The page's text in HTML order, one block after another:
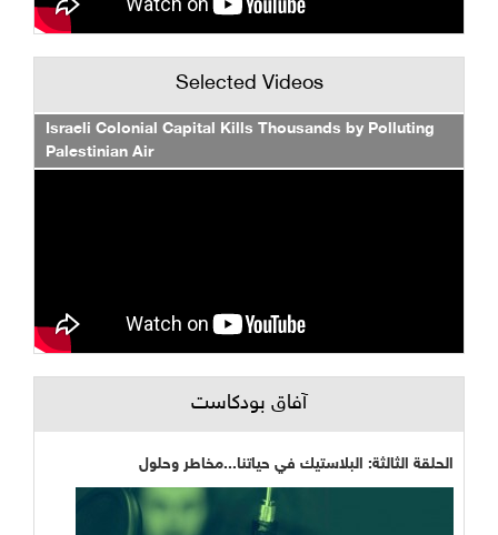
Selected Videos
Israeli Colonial Capital Kills Thousands by
Palestinian Air
آفاق بودكاست
الثالثة: البلاستيك في حياتنا...مخاطر وحلول